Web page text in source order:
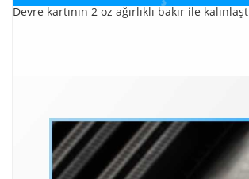
Devre kartının 2 oz ağırlıklı bakır ile